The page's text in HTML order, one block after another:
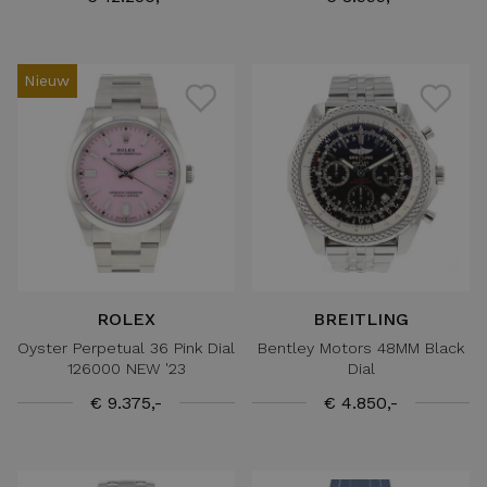
Nieuw
ROLEX
Oyster Perpetual 36 Pink Dial
126000 NEW '23
€ 9.375,-
BREITLING
Bentley Motors 48MM Black
Dial
€ 4.850,-